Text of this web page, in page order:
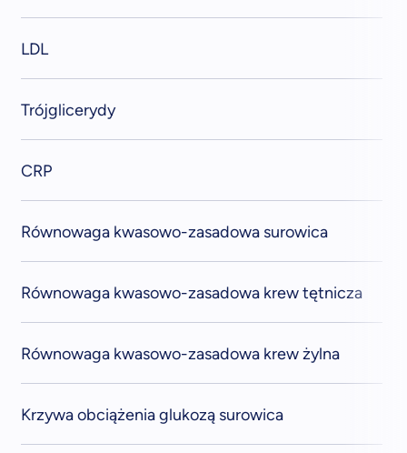
LDL
Trójglicerydy
CRP
Równowaga kwasowo-zasadowa surowica
Równowaga kwasowo-zasadowa krew tętnicza
Równowaga kwasowo-zasadowa krew żylna
Krzywa obciążenia glukozą surowica